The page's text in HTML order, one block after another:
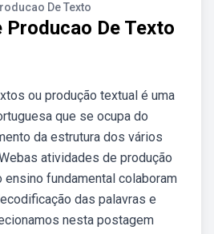
De Texto
De Texto
ou produção textual é uma
que se ocupa do
da estrutura dos vários
atividades de produção
ensino fundamental colaboram
das palavras e
nesta postagem